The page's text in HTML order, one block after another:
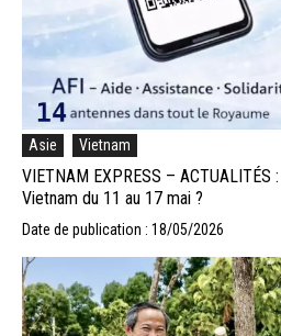
Asie Vietnam
VIETNAM EXPRESS – ACTUALITÉS
Vietnam du 11 au 17 mai ?
Date de publication : 18/05/2026